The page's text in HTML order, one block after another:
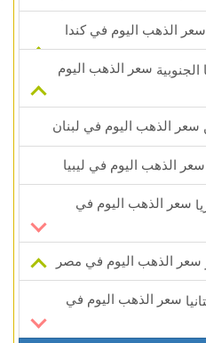
سعر الذهب اليوم في كندا
سعر الذهب اليوم
سعر الذهب اليوم في لبنان
سعر الذهب اليوم في ليبيا
سعر الذهب اليوم في
سعر الذهب اليوم في مصر
سعر الذهب اليوم في